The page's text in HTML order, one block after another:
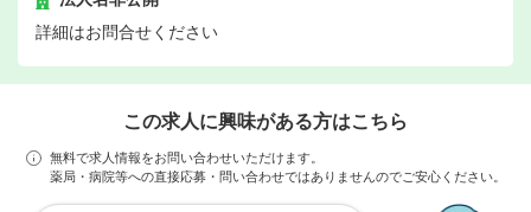
詳細はお問合せください
この求人に興味がある方はこちら
無料で求人情報をお問い合わせいただけます。
薬局・病院等への直接応募・問い合わせではありませんのでご安心ください。